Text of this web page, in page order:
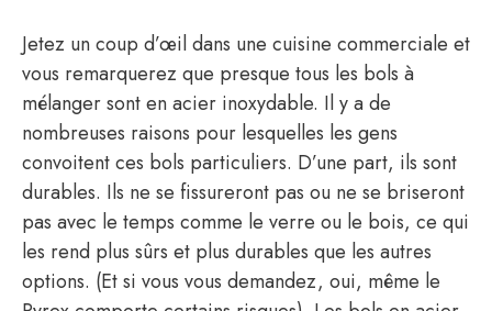
Jetez un coup d’œil dans une cuisine commerciale et
vous remarquerez que presque tous les bols à
mélanger sont en acier inoxydable. Il y a de
nombreuses raisons pour lesquelles les gens
convoitent ces bols particuliers. D’une part, ils sont
durables. Ils ne se fissureront pas ou ne se briseront
pas avec le temps comme le verre ou le bois, ce qui
les rend plus sûrs et plus durables que les autres
options. (Et si vous vous demandez, oui, même le